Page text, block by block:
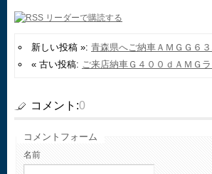
新しい投稿 »: 青森県へご納車ＡＭＧＧ６
« 古い投稿: ご来店納車Ｇ４００ｄＡＭＧ
コメント:0
コメントフォーム
名前